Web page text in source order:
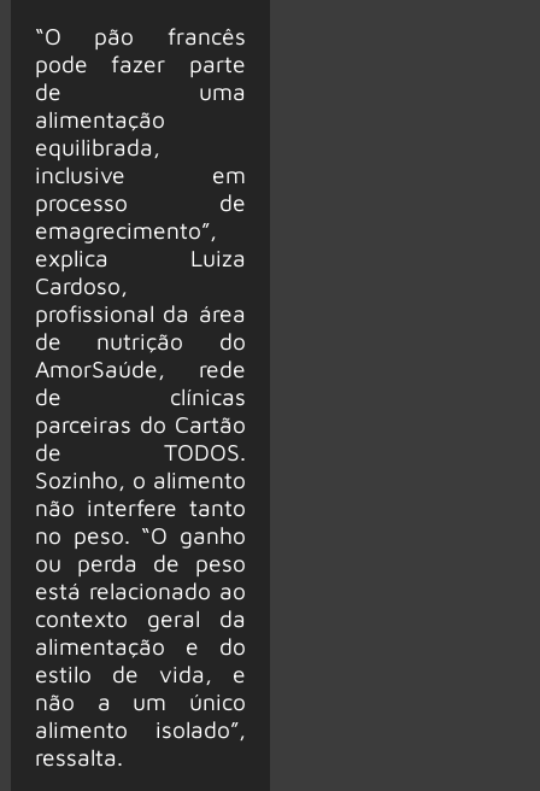
“O pão francês
pode fazer parte
de uma
alimentação
equilibrada,
inclusive em
processo de
emagrecimento”,
explica Luiza
Cardoso,
profissional da área
de nutrição do
AmorSaúde, rede
de clínicas
parceiras do Cartão
de TODOS.
Sozinho, o alimento
não interfere tanto
no peso. “O ganho
ou perda de peso
está relacionado ao
contexto geral da
alimentação e do
estilo de vida, e
não a um único
alimento isolado”,
ressalta.